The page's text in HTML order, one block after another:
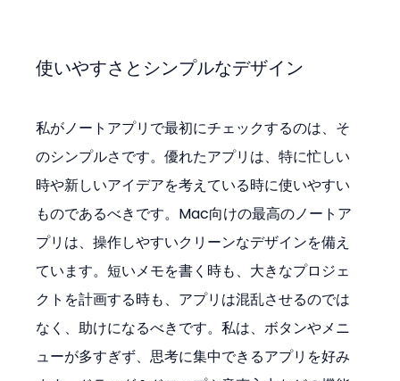
使いやすさとシンプルなデザイン
私がノートアプリで最初にチェックするのは、そ
のシンプルさです。優れたアプリは、特に忙しい
時や新しいアイデアを考えている時に使いやすい
ものであるべきです。Mac向けの最高のノートア
プリは、操作しやすいクリーンなデザインを備え
ています。短いメモを書く時も、大きなプロジェ
クトを計画する時も、アプリは混乱させるのでは
なく、助けになるべきです。私は、ボタンやメニ
ューが多すぎず、思考に集中できるアプリを好み